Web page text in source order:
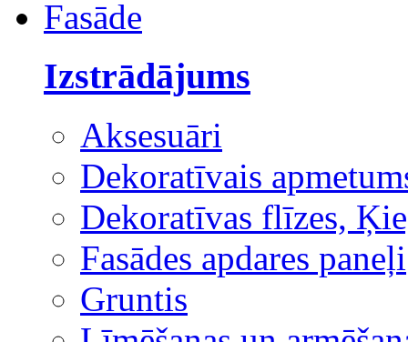
Fasāde
Izstrādājums
Aksesuāri
Dekoratīvais
Dekoratīvas flīzes,
Fasādes apdares paneļi
Gruntis